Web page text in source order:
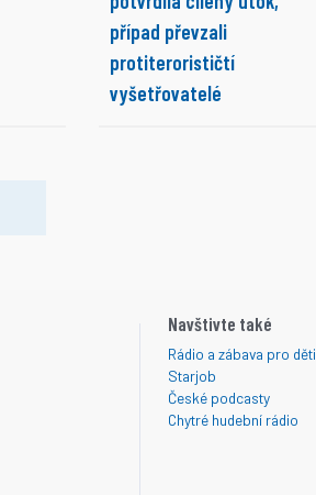
případ převzali
protiterorističtí
vyšetřovatelé
Navštivte také
Rádio a zábava pro děti
Starjob
České podcasty
Chytré hudební rádio